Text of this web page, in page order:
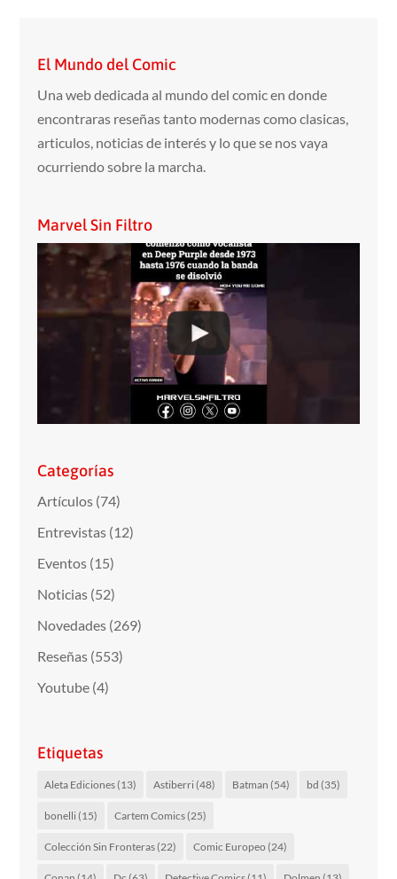
El Mundo del Comic
Una web dedicada al mundo del comic en donde
encontraras reseñas tanto modernas como clasicas,
articulos, noticias de interés y lo que se nos vaya
ocurriendo sobre la marcha.
Marvel Sin Filtro
Categorías
Artículos (74)
Entrevistas (12)
Eventos (15)
Noticias (52)
Novedades (269)
Reseñas (553)
Youtube (4)
Etiquetas
Aleta Ediciones(13) Astiberri(48) Batman (54) bd (35)
bonelli(15) Cartem Comics(25)
Colección Sin Fronteras(22) Comic Europeo (24)